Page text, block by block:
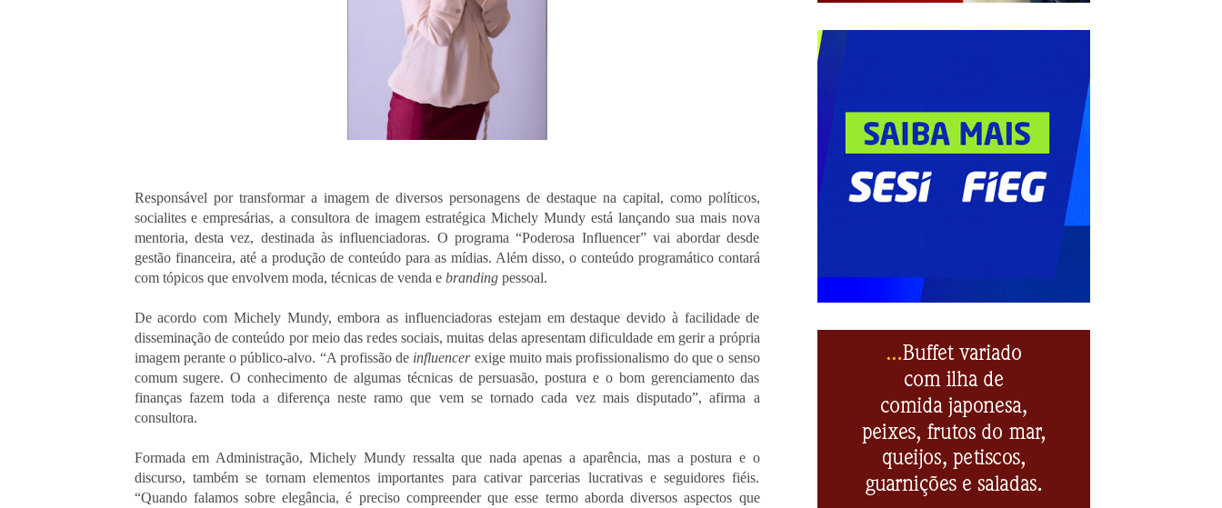
Responsável por transformar a imagem de diversos personagens de destaque na capital, como políticos,
socialites e empresárias, a consultora de imagem estratégica Michely Mundy está lançando sua mais nova
mentoria, desta vez, destinada às influenciadoras. O programa “Poderosa Influencer” vai abordar desde
gestão financeira, até a produção de conteúdo para as mídias. Além disso, o conteúdo programático contará
com tópicos que envolvem moda, técnicas de venda e branding pessoal.
De acordo com Michely Mundy, embora as influenciadoras estejam em destaque devido à facilidade de
disseminação de conteúdo por meio das redes sociais, muitas delas apresentam dificuldade em gerir a própria
imagem perante o público-alvo. “A profissão de influencer exige muito mais profissionalismo do que o senso
comum sugere. O conhecimento de algumas técnicas de persuasão, postura e o bom gerenciamento das
finanças fazem toda a diferença neste ramo que vem se tornado cada vez mais disputado”, afirma a
consultora.
Formada em Administração, Michely Mundy ressalta que nada apenas a aparência, mas a postura e o
discurso, também se tornam elementos importantes para cativar parcerias lucrativas e seguidores fiéis.
“Quando falamos sobre elegância, é preciso compreender que esse termo aborda diversos aspectos que